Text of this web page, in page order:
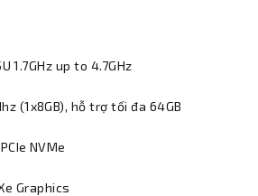
1.7GHz up to 4.7GHz
(1x8GB), hỗ trợ tối đa 64GB
NVMe
Graphics